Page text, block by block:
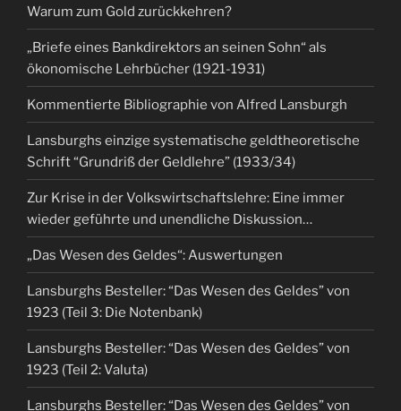
Warum zum Gold zurückkehren?
„Briefe eines Bankdirektors an seinen Sohn“ als
ökonomische Lehrbücher (1921-1931)
Kommentierte Bibliographie von Alfred Lansburgh
Lansburghs einzige systematische geldtheoretische
Schrift “Grundriß der Geldlehre” (1933/34)
Zur Krise in der Volkswirtschaftslehre: Eine immer
wieder geführte und unendliche Diskussion…
„Das Wesen des Geldes“: Auswertungen
Lansburghs Besteller: “Das Wesen des Geldes” von
1923 (Teil 3: Die Notenbank)
Lansburghs Besteller: “Das Wesen des Geldes” von
1923 (Teil 2: Valuta)
Lansburghs Besteller: “Das Wesen des Geldes” von